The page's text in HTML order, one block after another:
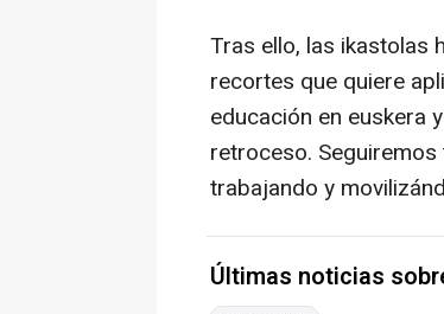
Tras ello, las ikastolas
recortes que quiere
educación en euskera
retroceso.
trabajando y
Últimas noticias